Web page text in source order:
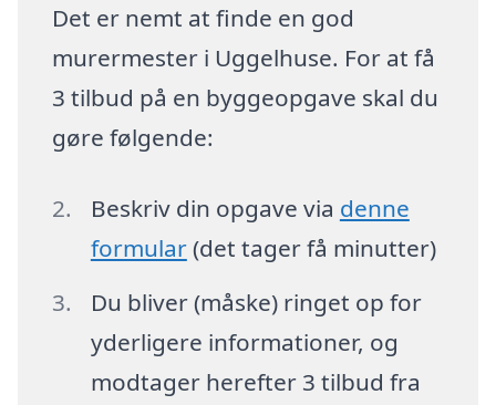
Det er nemt at finde en god
murermester i Uggelhuse. For at få
3 tilbud på en byggeopgave skal du
gøre følgende:
Beskriv din opgave via denne
formular(det tager få minutter)
Du bliver (måske) ringet op for
yderligere informationer, og
modtager herefter 3 tilbud fra